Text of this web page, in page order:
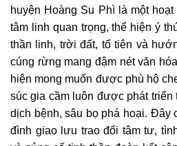
huyện Hoàng Su Phì là một
tâm linh quan trọng, thể hiện ý
thần linh, trời đất, tổ tiên và
cúng rừng mang đậm nét văn
hiện mong muốn được phù hộ
súc gia cầm luôn được phát
dịch bệnh, sâu bọ phá hoại. Đây
đình giao lưu trao đổi tâm tư,